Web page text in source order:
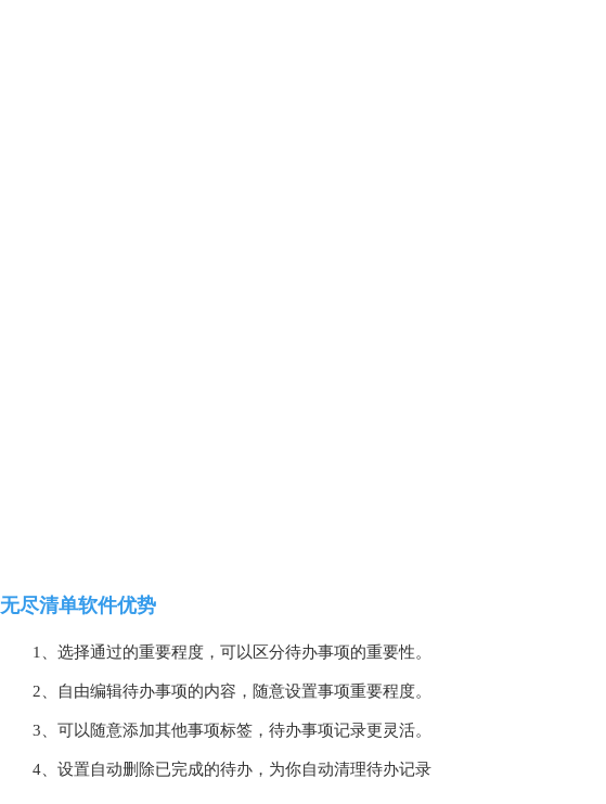
无尽清单软件优势
1、选择通过的重要程度，可以区分待办事项的重要性。
2、自由编辑待办事项的内容，随意设置事项重要程度。
3、可以随意添加其他事项标签，待办事项记录更灵活。
4、设置自动删除已完成的待办，为你自动清理待办记录